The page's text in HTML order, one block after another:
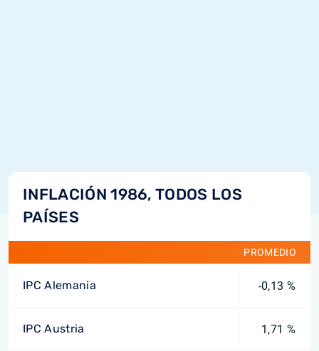
INFLACIÓN 1986, TODOS LOS
PAÍSES
PROMEDIO
IPC Alemania -0,13 %
IPC Austria 1,71 %